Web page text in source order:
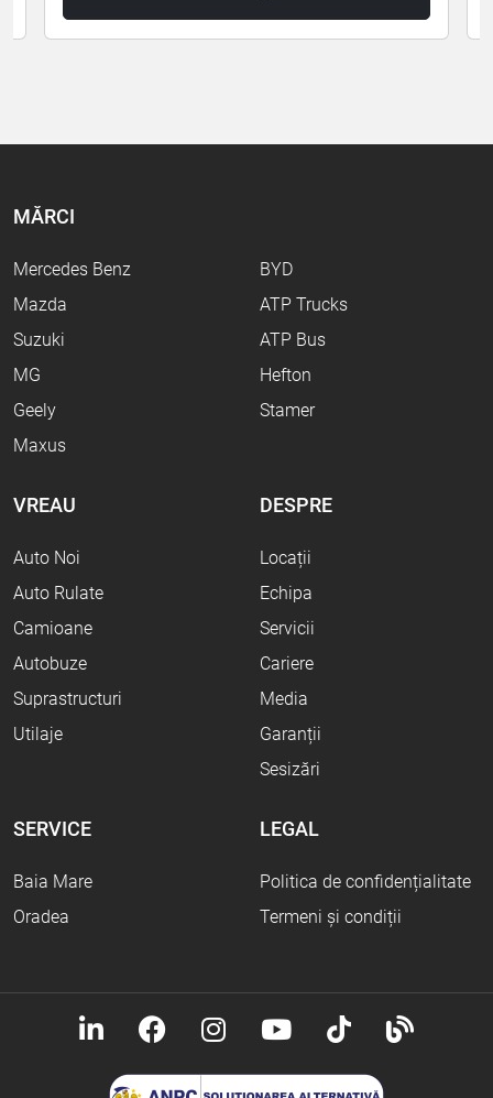
MĂRCI
Mercedes Benz
Mazda
Suzuki
MG
Geely
Maxus
BYD
ATP Trucks
ATP Bus
Hefton
Stamer
VREAU
Auto Noi
Auto Rulate
Camioane
Autobuze
Suprastructuri
Utilaje
DESPRE
Locații
Echipa
Servicii
Cariere
Media
Garanții
Sesizări
SERVICE
Baia Mare
Oradea
LEGAL
Politica de confidențialitate
Termeni și condiții